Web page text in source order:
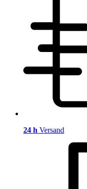
24 h Versand